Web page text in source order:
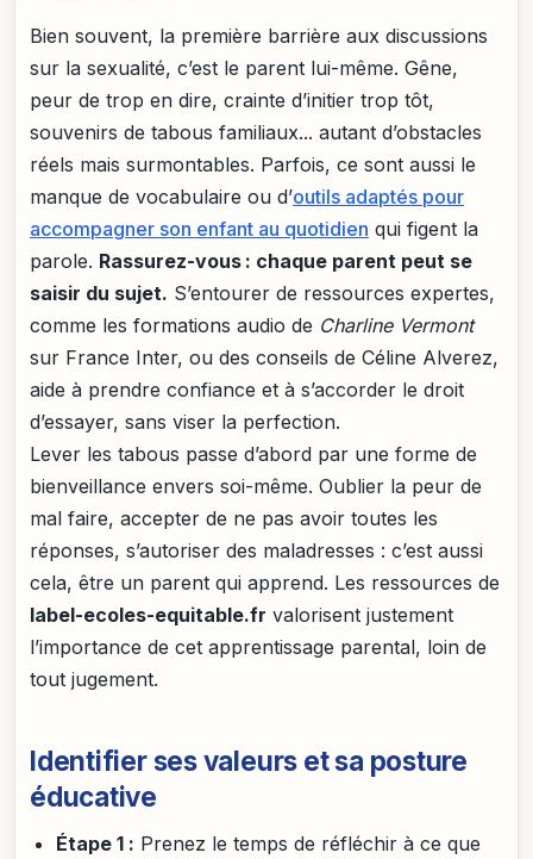
Bien souvent, la première barrière aux discussions
sur la sexualité, c’est le parent lui-même. Gêne,
peur de trop en dire, crainte d’initier trop tôt,
souvenirs de tabous familiaux... autant d’obstacles
réels mais surmontables. Parfois, ce sont aussi le
manque de vocabulaire ou d’outils adaptés pour
accompagner son enfant au quotidien qui figent la
parole. Rassurez-vous : chaque parent peut se
saisir du sujet. S’entourer de ressources expertes,
comme les formations audio de Charline Vermont
sur France Inter, ou des conseils de Céline Alverez,
aide à prendre confiance et à s’accorder le droit
d’essayer, sans viser la perfection.
Lever les tabous passe d’abord par une forme de
bienveillance envers soi-même. Oublier la peur de
mal faire, accepter de ne pas avoir toutes les
réponses, s’autoriser des maladresses : c’est aussi
cela, être un parent qui apprend. Les ressources de
label-ecoles-equitable.fr valorisent justement
l’importance de cet apprentissage parental, loin de
tout jugement.
Identifier ses valeurs et sa posture
éducative
Étape 1 : Prenez le temps de réfléchir à ce que